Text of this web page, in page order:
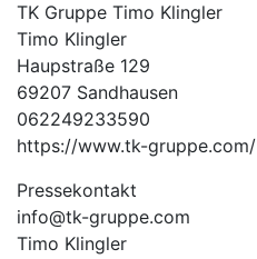
TK Gruppe Timo Klingler
Timo Klingler
Haupstraße 129
69207 Sandhausen
062249233590
https://www.tk-gruppe.com/
Pressekontakt
info@tk-gruppe.com
Timo Klingler